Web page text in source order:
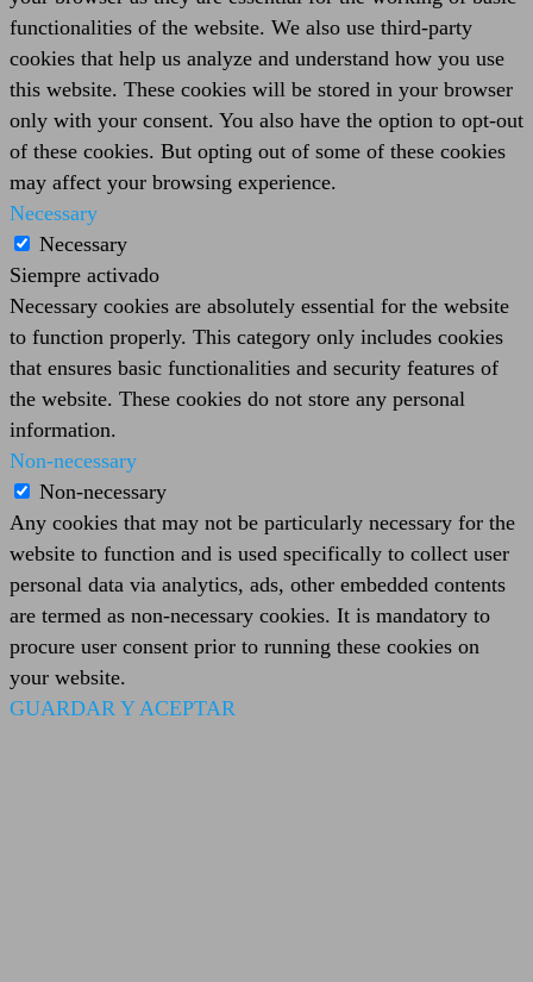
functionalities of the website. We also use third-party
cookies that help us analyze and understand how you use
this website. These cookies will be stored in your browser
only with your consent. You also have the option to opt-out
of these cookies. But opting out of some of these cookies
may affect your browsing experience.
Necessary
Necessary
Siempre activado
Necessary cookies are absolutely essential for the website
to function properly. This category only includes cookies
that ensures basic functionalities and security features of
the website. These cookies do not store any personal
information.
Non-necessary
Non-necessary
Any cookies that may not be particularly necessary for the
website to function and is used specifically to collect user
personal data via analytics, ads, other embedded contents
are termed as non-necessary cookies. It is mandatory to
procure user consent prior to running these cookies on
your website.
GUARDAR Y ACEPTAR